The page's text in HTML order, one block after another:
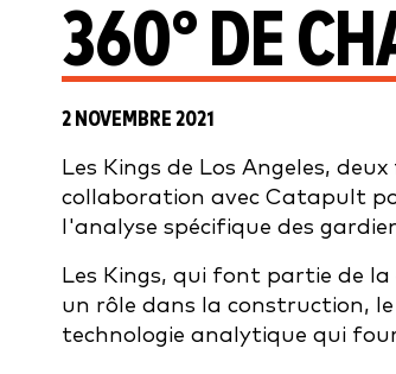
360° DE
2 NOVEMBRE 2021
Les Kings de Los Angeles,
collaboration avec Catapult
l'analyse spécifique des
Les Kings, qui font partie de
un rôle dans la construction,
technologie analytique qui